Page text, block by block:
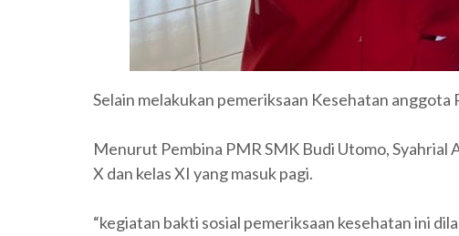
Selain melakukan pemeriksaan Kesehatan
Menurut Pembina PMR SMK Budi Utomo, Syahrial
X dan kelas XI yang masuk pagi.
“kegiatan bakti sosial pemeriksaan kesehatan ini